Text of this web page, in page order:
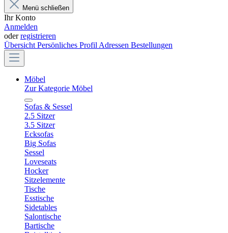
Menü schließen
Ihr Konto
Anmelden
oderregistrieren
Übersicht Persönliches Profil Adressen Bestellungen
Möbel
Zur Kategorie Möbel
Sofas & Sessel
2.5 Sitzer
3.5 Sitzer
Ecksofas
Big Sofas
Sessel
Loveseats
Hocker
Sitzelemente
Tische
Esstische
Sidetables
Salontische
Bartische